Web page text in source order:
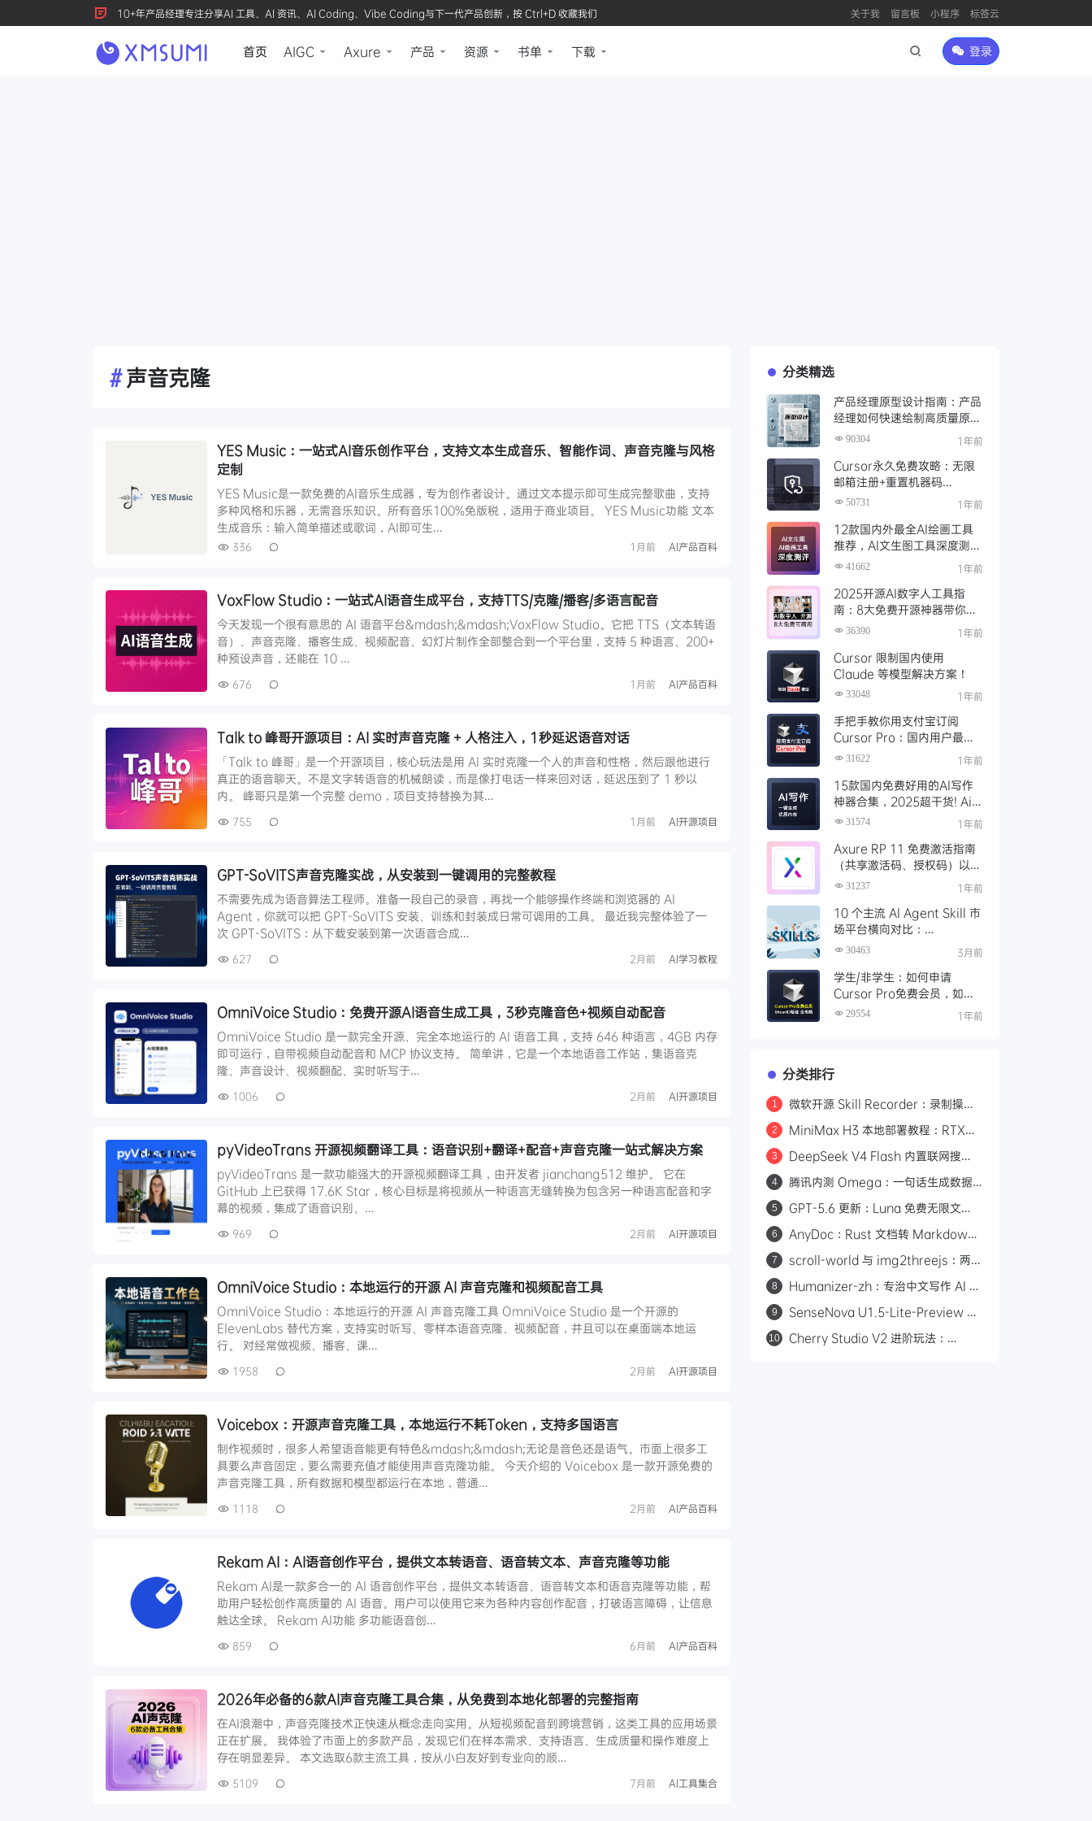
10+年产品经理专注分享AI 工具、AI 资讯、AI Coding、Vibe Coding与下一代产品创新，按 Ctrl+D 收藏我们 关于我 留言板 小程序 标签云
首页 AIGC Axure 产品 资源 书单 下载 登录
#声音克隆
YES Music：一站式AI音乐创作平台，支持文本生成音乐、智能作词、声音克隆与风格
定制
YES Music是一款免费的AI音乐生成器，专为创作者设计。通过文本提示即可生成完整歌曲，支持
多种风格和乐器，无需音乐知识。所有音乐100%免版税，适用于商业项目。 YES Music功能 文本
生成音乐：输入简单描述或歌词，AI即可生…
336 1月前 AI产品百科
VoxFlow Studio：一站式AI语音生成平台，支持TTS/克隆/播客/多语言配音
今天发现一个很有意思的 AI 语音平台&mdash;&mdash;VoxFlow Studio。它把 TTS（文本转语
音）、声音克隆、播客生成、视频配音、幻灯片制作全部整合到一个平台里，支持 5 种语言、200+
种预设声音，还能在 10 …
676 1月前 AI产品百科
Talk to 峰哥开源项目：AI 实时声音克隆 + 人格注入，1秒延迟语音对话
「Talk to 峰哥」是一个开源项目，核心玩法是用 AI 实时克隆一个人的声音和性格，然后跟他进行
真正的语音聊天。不是文字转语音的机械朗读，而是像打电话一样来回对话，延迟压到了 1 秒以
内。 峰哥只是第一个完整 demo，项目支持替换为其…
755 1月前 AI开源项目
GPT-SoVITS声音克隆实战，从安装到一键调用的完整教程
不需要先成为语音算法工程师。准备一段自己的录音，再找一个能够操作终端和浏览器的 AI
Agent，你就可以把 GPT-SoVITS 安装、训练和封装成日常可调用的工具。 最近我完整体验了一
次 GPT-SoVITS：从下载安装到第一次语音合成…
627 2月前 AI学习教程
OmniVoice Studio：免费开源AI语音生成工具，3秒克隆音色+视频自动配音
OmniVoice Studio 是一款完全开源、完全本地运行的 AI 语音工具，支持 646 种语言，4GB 内存
即可运行，自带视频自动配音和 MCP 协议支持。 简单讲，它是一个本地语音工作站，集语音克
隆、声音设计、视频翻配、实时听写于…
1006 2月前 AI开源项目
pyVideoTrans 开源视频翻译工具：语音识别+翻译+配音+声音克隆一站式解决方案
pyVideoTrans 是一款功能强大的开源视频翻译工具，由开发者 jianchang512 维护。 它在
GitHub 上已获得 17.6K Star，核心目标是将视频从一种语言无缝转换为包含另一种语言配音和字
幕的视频，集成了语音识别、…
969 2月前 AI开源项目
OmniVoice Studio：本地运行的开源 AI 声音克隆和视频配音工具
OmniVoice Studio：本地运行的开源 AI 声音克隆工具 OmniVoice Studio 是一个开源的
ElevenLabs 替代方案，支持实时听写、零样本语音克隆、视频配音，并且可以在桌面端本地运
行。 对经常做视频、播客、课…
1958 2月前 AI开源项目
Voicebox：开源声音克隆工具，本地运行不耗Token，支持多国语言
制作视频时，很多人希望语音能更有特色&mdash;&mdash;无论是音色还是语气。市面上很多工
具要么声音固定，要么需要充值才能使用声音克隆功能。 今天介绍的 Voicebox 是一款开源免费的
声音克隆工具，所有数据和模型都运行在本地，普通…
1118 2月前 AI产品百科
Rekam AI：AI语音创作平台，提供文本转语音、语音转文本、声音克隆等功能
Rekam AI是一款多合一的 AI 语音创作平台，提供文本转语音、语音转文本和语音克隆等功能，帮
助用户轻松创作高质量的 AI 语音。用户可以使用它来为各种内容创作配音，打破语言障碍，让信息
触达全球。 Rekam AI功能 多功能语音创…
859 6月前 AI产品百科
2026年必备的6款AI声音克隆工具合集，从免费到本地化部署的完整指南
在AI浪潮中，声音克隆技术正快速从概念走向实用。从短视频配音到跨境营销，这类工具的应用场景
正在扩展。 我体验了市面上的多款产品，发现它们在样本需求、支持语言、生成质量和操作难度上
存在明显差异。 本文选取6款主流工具，按从小白友好到专业向的顺…
5109 7月前 AI工具集合
分类精选
产品经理原型设计指南：产品
经理如何快速绘制高质量原
型？（附步骤与资源）
90304 1年前
Cursor永久免费攻略：无限
邮箱注册+重置机器码
+Cursor试用期重置工具实现
50731 1年前
12款国内外最全AI绘画工具
推荐，AI文生图工具深度测评
与场景化对比
41662 1年前
2025开源AI数字人工具指
南：8大免费开源神器带你免
费解锁可商用的AI数字人
36390 1年前
Cursor 限制国内使用
Claude 等模型解决方案！
33048 1年前
手把手教你用支付宝订阅
Cursor Pro：国内用户最全
开通教程（附取消自动扣费）
31622 1年前
15款国内免费好用的AI写作
神器合集，2025超干货! Ai
写作工具推荐，支持论文长文
31574 1年前
Axure RP 11 免费激活指南
（共享激活码、授权码）以及
永久激活方法分享
31237 1年前
10 个主流 AI Agent Skill 市
场平台横向对比：
Clawhub、Skillsmp、
30463 3月前
学生/非学生：如何申请
Cursor Pro免费会员，如何
通过SheerID验证快速激活全
29554 1年前
分类排行
1
微软开源 Skill Recorder：录制操作
2
MiniMax H3 本地部署教程：RTX
3
DeepSeek V4 Flash 内置联网搜
web_search，Codex 可直接调用
4
腾讯内测 Omega：一句话生成数据
5
GPT-5.6 更新：Luna 免费无限文
6
AnyDoc：Rust 文档转 Markdown
7
scroll-world 与 img2threejs：两个
做网页和 3D 模型
8
Humanizer-zh：专治中文写作 AI 味
9
SenseNova U1.5-Lite-Preview 开
4K 图像生成与编辑
10
Cherry Studio V2 进阶玩法：